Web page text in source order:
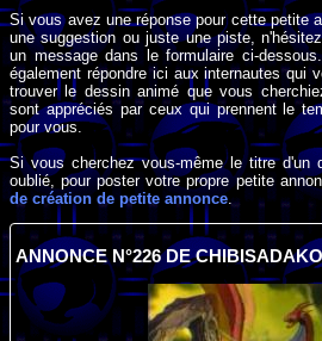
Si vous avez une réponse pour cette petite
une suggestion ou juste une piste,
un message dans le formulaire ci-
également répondre ici aux internautes qui
trouver le dessin animé que vous
sont appréciés par ceux qui prennent le
pour vous.
Si vous cherchez vous-même le titre d'un
oublié, pour poster votre propre petite
de création de petite annonce .
ANNONCE N°226 DE